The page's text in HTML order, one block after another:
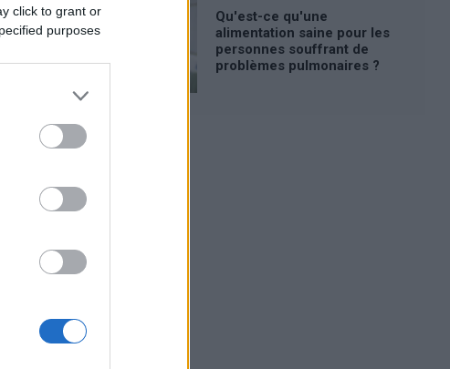
click to grant or
purposes
Qu'est-ce qu'une
alimentation saine pour les
personnes souffrant de
problèmes pulmonaires ?